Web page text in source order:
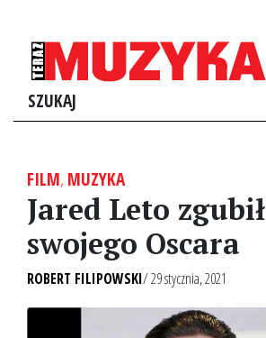
SZUKAJ
FILM, MUZYKA
Jared Leto zgubił
swojego Oscara
ROBERT FILIPOWSKI/ 29 stycznia, 2021